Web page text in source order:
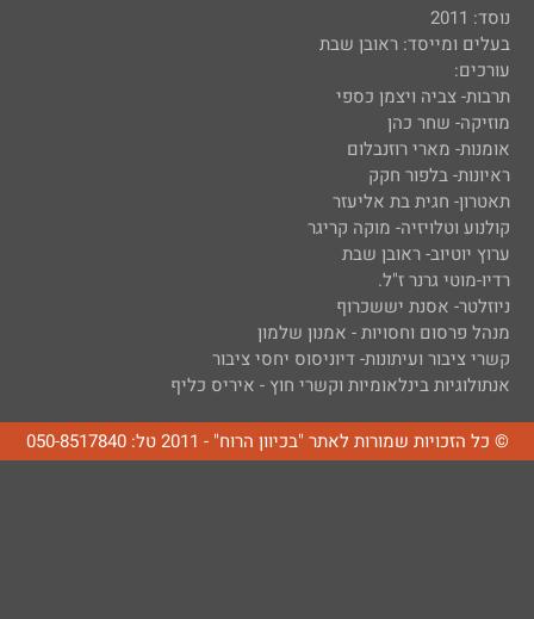
נוסד: 2011
בעלים ומייסד: ראובן שבת
עורכים:
תרבות- צביה ויצמן כספי
מוזיקה- שחר כהן
אומנות- מארי רוזנבלום
ראיונות- בלפור חקק
תאטרון- חגית בת אליעזר
קולנוע וטלויזיה- מוקה קריגר
ערוץ יוטיוב- ראובן שבת
רדיו-מוטי גרנר ז"ל.
ניוזלטר- אסנת יששכרוף
מנהל פרסום וחסויות - אמנון שלמון
קשרי ציבור ועיתונות- דיוניסוס יחסי ציבור
אנתולוגיות בינלאומיות וקשרי חוץ - איריס כליף
© כל הזכויות שמורות לאתר "בכיוון הרוח" - 2011 טל: 050-8517840